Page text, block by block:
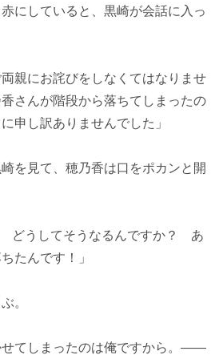
にしていると、黒崎が会話に入っ
両親にお詫びをしなくてはなりませ
さんが階段から落ちてしまったの
申し訳ありませんでした」
を見て、穂乃香は口をポカンと開
うしてそうなるんですか？ あ
たんです！」
。
せてしまったのは俺ですから。――